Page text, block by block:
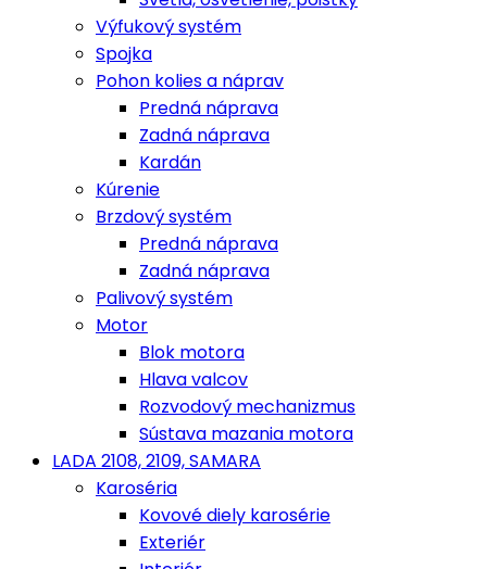
Výfukový systém
Spojka
Pohon kolies a náprav
Predná náprava
Zadná náprava
Kardán
Kúrenie
Brzdový systém
Predná náprava
Zadná náprava
Palivový systém
Motor
Blok motora
Hlava valcov
Rozvodový mechanizmus
Sústava mazania motora
LADA 2108, 2109, SAMARA
Karoséria
Kovové diely karosérie
Exteriér